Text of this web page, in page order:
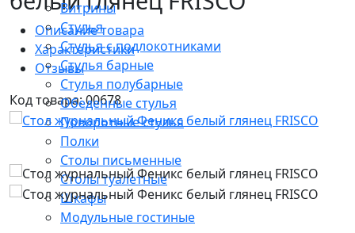
Витрины
Стулья
Стулья с подлокотниками
Стулья барные
Стулья полубарные
Обеденные стулья
Поворотные стулья
Полки
Столы письменные
Столы туалетные
Шкафы
Модульные гостиные
Описание товара
Характеристики
Отзывы
Код товара: 00678